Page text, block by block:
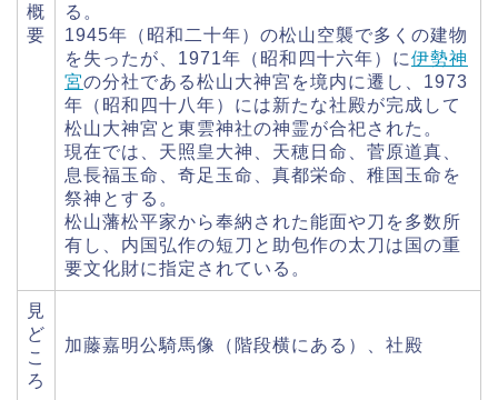
概
要
る。
1945年（昭和二十年）の松山空襲で多くの建物
を失ったが、1971年（昭和四十六年）に伊勢神
宮の分社である松山大神宮を境内に遷し、1973
年（昭和四十八年）には新たな社殿が完成して
松山大神宮と東雲神社の神霊が合祀された。
現在では、天照皇大神、天穂日命、菅原道真、
息長福玉命、奇足玉命、真都栄命、稚国玉命を
祭神とする。
松山藩松平家から奉納された能面や刀を多数所
有し、内国弘作の短刀と助包作の太刀は国の重
要文化財に指定されている。
見
ど
こ
ろ
加藤嘉明公騎馬像（階段横にある）、社殿